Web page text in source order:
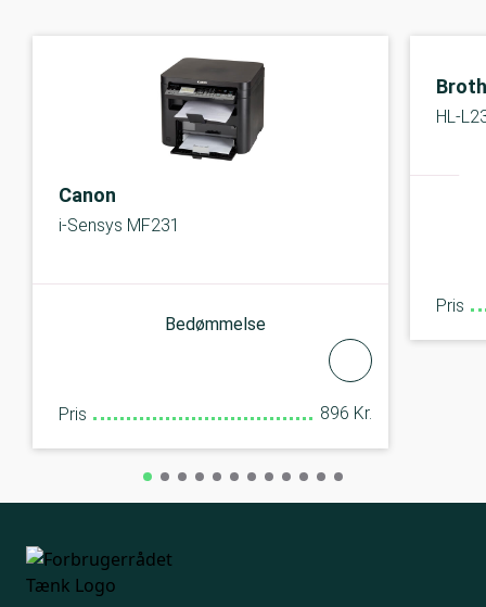
Canon
i-Sensys MF231
Bedømmelse
Pris 896 Kr.
HL-
Pris